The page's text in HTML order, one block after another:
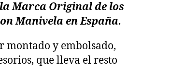
la Marca Originalde los
Manivela en España.
montado y embolsado,
que lleva el resto